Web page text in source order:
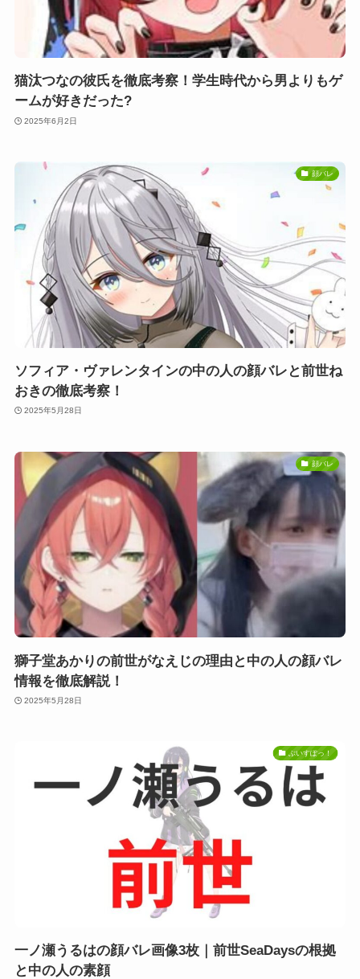
猫汰つなの彼氏を徹底考察！学生時代から男よりもゲ
ームが好きだった?
2025年6月2日
顔バレ
ソフィア・ヴァレンタインの中の人の顔バレと前世ね
おきの徹底考察！
2025年5月28日
顔バレ
獅子堂あかりの前世がなえじの理由と中の人の顔バレ
情報を徹底解説！
2025年5月28日
ぶいすぽっ！
一ノ瀬うるはの顔バレ画像3枚｜前世SeaDaysの根拠
と中の人の素顔